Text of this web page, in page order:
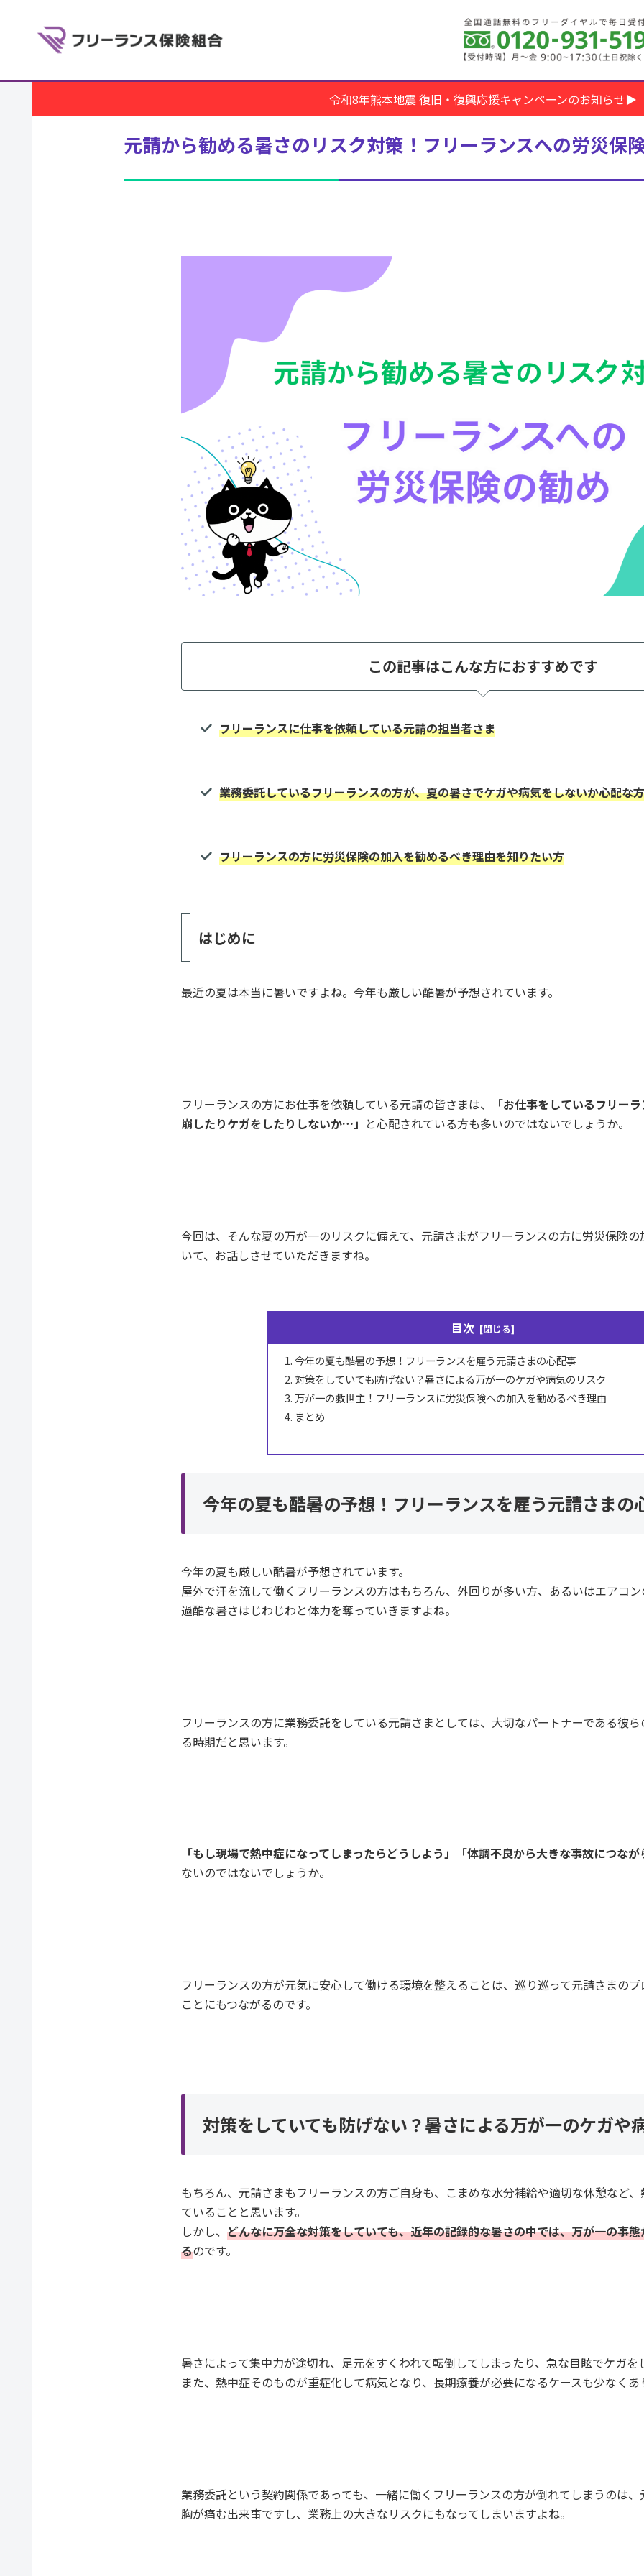
令和8年熊本地震 復旧・復興応援キャンペーンのお知らせ▶
元請から勧める暑さのリスク対策！フリーランスへの労災保
この記事はこんな方におすすめです
フリーランスに仕事を依頼している元請の担当者さま
業務委託しているフリーランスの方が、夏の暑さでケガや病気をしないか心配な方
フリーランスの方に労災保険の加入を勧めるべき理由を知りたい方
はじめに
最近の夏は本当に暑いですよね。今年も厳しい酷暑が予想されています。
フリーランスの方にお仕事を依頼している元請の皆さまは、
「お仕事をしているフリー
崩したりケガをしたりしないか…」 と心配されている方も多いのではないでしょうか。
今回は、そんな夏の万が一のリスクに備えて、元請さまがフリーランスの方に労災保険
いて、お話しさせていただきますね。
目次
今年の夏も酷暑の予想！フリーランスを雇う元請さまの心配事
対策をしていても防げない？暑さによる万が一のケガや病気のリスク
万が一の救世主！フリーランスに労災保険への加入を勧めるべき理由
まとめ
今年の夏も酷暑の予想！フリーランスを雇う元請さまの
今年の夏も厳しい酷暑が予想されています。
屋外で汗を流して働くフリーランスの方はもちろん、外回りが多い方、あるいはエアコ
過酷な暑さはじわじわと体力を奪っていきますよね。
フリーランスの方に業務委託をしている元請さまとしては、大切なパートナーである彼
る時期だと思います。
「もし現場で熱中症になってしまったらどうしよう」「体調不良から大きな事故につな
ないのではないでしょうか。
フリーランスの方が元気に安心して働ける環境を整えることは、巡り巡って元請さまの
ことにもつながるのです。
対策をしていても防げない？暑さによる万が一のケガや
もちろん、元請さまもフリーランスの方ご自身も、こまめな水分補給や適切な休憩など
ていることと思います。
しかし、 どんなに万全な対策をしていても、近年の記録的な暑さの中では、万が一の事
るのです。
暑さによって集中力が途切れ、足元をすくわれて転倒してしまったり、急な目眩でケガ
また、熱中症そのものが重症化して病気となり、長期療養が必要になるケースも少なく
業務委託という契約関係であっても、一緒に働くフリーランスの方が倒れてしまうのは
胸が痛む出来事ですし、業務上の大きなリスクにもなってしまいますよね。